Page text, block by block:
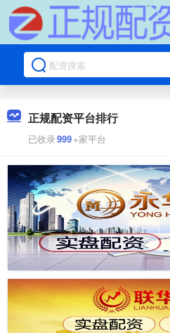
正规配资平台排行
已收录999+家平台